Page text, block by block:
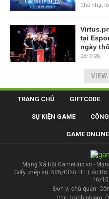
Chủ nhật
tại
ngày
28/7/26
VIEW
TRANG CHỦ GIFTCODE
SỰ KIỆN GAME
GAME ONLINE
Mạng Xã Hội GameHub.vn -
Giấy phép số: 505/GP-BTTTT do
16/
Đơn vị chủ quản: